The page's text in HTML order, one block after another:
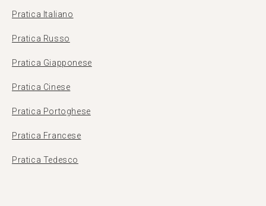
Pratica Italiano
Pratica Russo
Pratica Giapponese
Pratica Cinese
Pratica Portoghese
Pratica Francese
Pratica Tedesco